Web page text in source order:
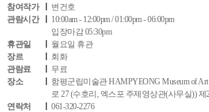
참여작가
변건호
관람시간
10:00am - 12:00pm / 01:00pm - 06:00pm
입장마감 05:30pm
휴관일
월요일 휴관
장르
회화
관람료
무료
장소
함평군립미술관 HAMPYEONG Museum of
로 27 (수호리, 엑스포 주제영상관(사무실)) 제
연락처
061-320-2276